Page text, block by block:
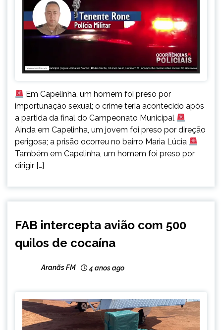
Em Capelinha, um homem foi preso por
importunação sexual; o crime teria acontecido após
a partida da final do Campeonato Municipal
Ainda em Capelinha, um jovem foi preso por direção
perigosa; a prisão ocorreu no bairro Maria Lúcia
Também em Capelinha, um homem foi preso por
dirigir […]
NOTÍCIAS
FAB intercepta avião com 500
quilos de cocaína
Aranãs FM 4 anos ago